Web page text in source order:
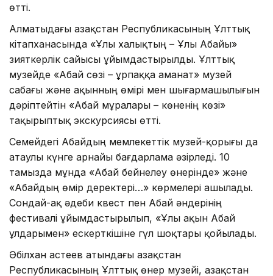
өтті.
Алматыдағы Қазақстан Республикасының Ұлттық
кітапханасында «Ұлы халықтың – Ұлы Абайы»
зияткерлік сайысы ұйымдастырылды. Ұлттық
музейде «Абай сөзі – ұрпаққа аманат» музей
сабағы және ақынның өмірі мен шығармашылығын
дәріптейтін «Абай мұралары – көненің көзі»
тақырыптық экскурсиясы өтті.
Семейдегі Абайдың мемлекеттік музей-қорығы да
атаулы күнге арнайы бағдарлама әзірледі. 10
тамызда мұнда «Абай бейнелеу өнерінде» және
«Абайдың өмір деректері…» көрмелері ашылады.
Сондай-ақ әдеби квест пен Абай әндерінің
фестивалі ұйымдастырылып, «Ұлы ақын Абай
ұлдарымен» ескерткішіне гүл шоқтары қойылады.
Әбілхан Қастеев атындағы Қазақстан
Республикасының Ұлттық өнер музейі, Қазақстан